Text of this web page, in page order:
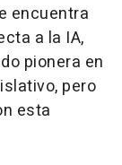
encuentra
a la IA,
pionera en
pero
esta